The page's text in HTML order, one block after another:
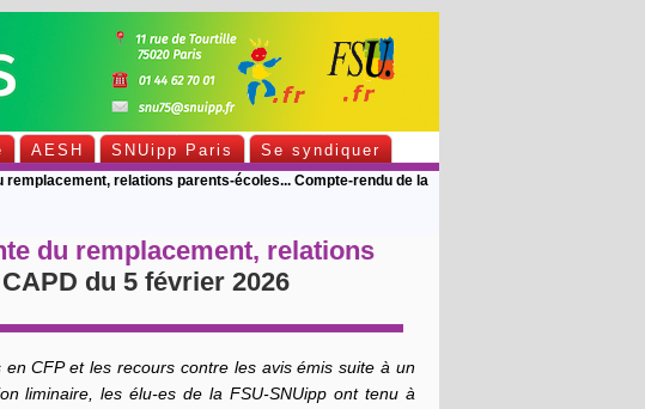
AESH SNUipp Paris Se syndiquer
remplacement, relations parents-écoles... Compte-rendu de la
du remplacement, relations
du 5 février 2026
CFP et les recours contre les avis émis suite à un
liminaire, les élu-es de la FSU-SNUipp ont tenu à